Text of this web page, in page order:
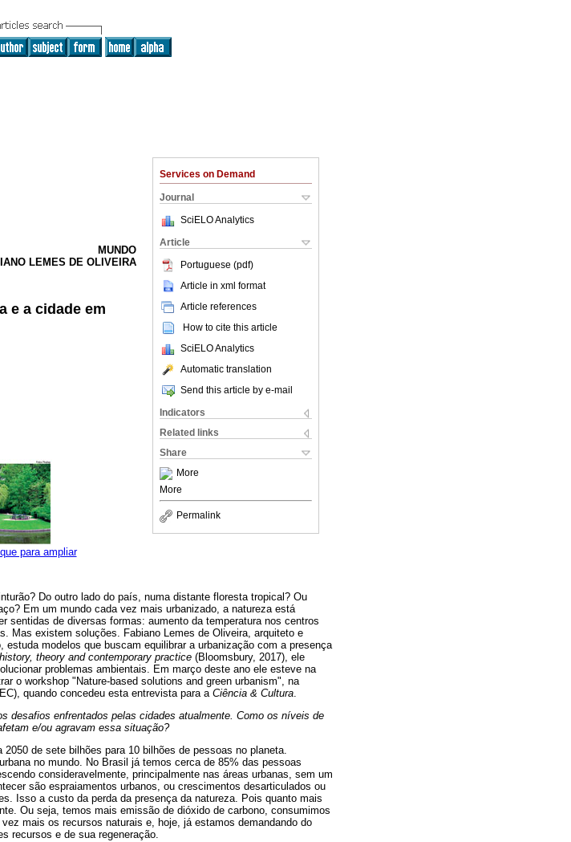
Services on Demand
Journal
SciELO Analytics
Article
Portuguese (pdf)
Article in xml format
Article references
How to cite this article
SciELO Analytics
Automatic translation
Send this article by e-mail
Indicators
Related links
Share
More
More
Permalink
MUNDO
LEMES DE OLIVEIRA
e a cidade em
para ampliar
Do outro lado do país, numa distante floresta tropical? Ou
Em um mundo cada vez mais urbanizado, a natureza está
sentidas de diversas formas: aumento da temperatura nos centros
Mas existem soluções. Fabiano Lemes de Oliveira, arquiteto e
modelos que buscam equilibrar a urbanização com a presença
theory and contemporary practice (Bloomsbury, 2017), ele
problemas ambientais. Em março deste ano ele esteve na
o workshop "Nature-based solutions and green urbanism", na
quando concedeu esta entrevista para a Ciência & Cultura
desafios enfrentados pelas cidades atualmente. Como os níveis de
e/ou agravam essa situação?
de sete bilhões para 10 bilhões de pessoas no planeta.
no mundo. No Brasil já temos cerca de 85% das pessoas
consideravelmente, principalmente nas áreas urbanas, sem um
são espraiamentos urbanos, ou crescimentos desarticulados ou
Isso a custo da perda da presença da natureza. Pois quanto mais
Ou seja, temos mais emissão de dióxido de carbono, consumimos
mais os recursos naturais e, hoje, já estamos demandando do
recursos e de sua regeneração.